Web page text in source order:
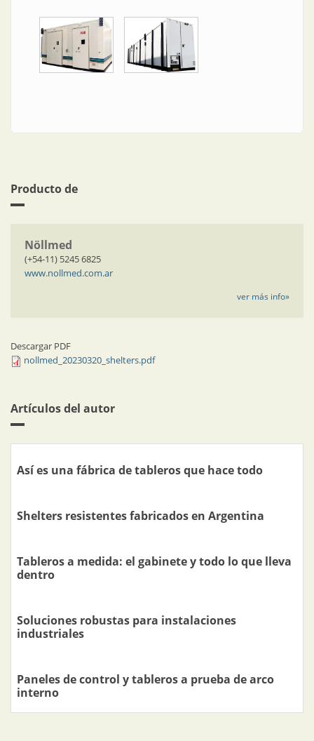
Producto de
Nöllmed
(+54-11) 5245 6825
www.nollmed.com.ar
ver más info»
Descargar PDF
nollmed_20230320_shelters.pdf
Artículos del autor
Así es una fábrica de tableros que hace todo
Shelters resistentes fabricados en Argentina
Tableros a medida: el gabinete y todo lo que lleva
dentro
Soluciones robustas para instalaciones
industriales
Paneles de control y tableros a prueba de arco
interno